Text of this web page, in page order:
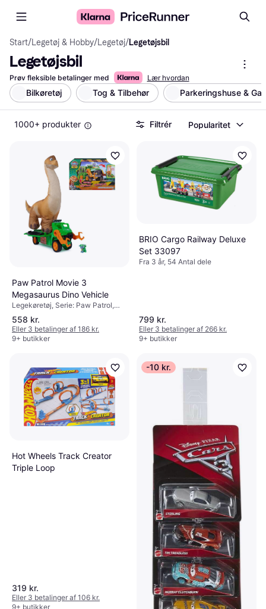
Start/Legetøj & Hobby/Legetøj/Legetøjsbil
Legetøjsbil
Prøv fleksible betalinger med Lær hvordan
Bilkøretøj Tog & Tilbehør Parkeringshuse &
1000+ produkter Filtrér Popularitet
Paw Patrol Movie 3
Megasaurus Dino Vehicle
Legekøretøj, Serie: Paw Patrol,
Tema: Dyr
558 kr.
Eller 3 betalinger af 186 kr.
9+ butikker
BRIO Cargo Railway Deluxe
Set 33097
Fra 3 år, 54 Antal dele
799 kr.
Eller 3 betalinger af 266 kr.
9+ butikker
Hot Wheels Track Creator
Triple Loop
319 kr.
Eller 3 betalinger af 106 kr.
9+ butikker
-10 kr.